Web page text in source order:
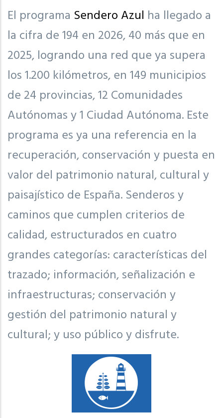
El programa Sendero Azul ha llegado a
la cifra de 194 en 2026, 40 más que en
2025, logrando una red que ya supera
los 1.200 kilómetros, en 149 municipios
de 24 provincias, 12 Comunidades
Autónomas y 1 Ciudad Autónoma. Este
programa es ya una referencia en la
recuperación, conservación y puesta en
valor del patrimonio natural, cultural y
paisajístico de España. Senderos y
caminos que cumplen criterios de
calidad, estructurados en cuatro
grandes categorías: características del
trazado; información, señalización e
infraestructuras; conservación y
gestión del patrimonio natural y
cultural; y uso público y disfrute.